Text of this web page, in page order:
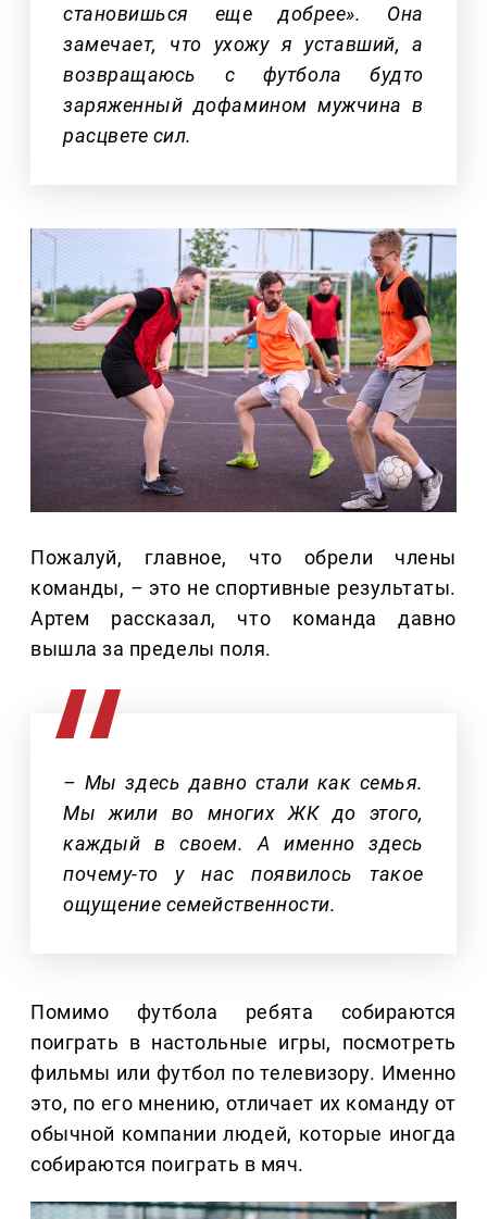
становишься еще добрее». Она
замечает, что ухожу я уставший, а
возвращаюсь с футбола будто
заряженный дофамином мужчина в
расцвете сил.
Пожалуй, главное, что обрели члены
команды, – это не спортивные результаты.
Артем рассказал, что команда давно
вышла за пределы поля.
– Мы здесь давно стали как семья.
Мы жили во многих ЖК до этого,
каждый в своем. А именно здесь
почему-то у нас появилось такое
ощущение семейственности.
Помимо футбола ребята собираются
поиграть в настольные игры, посмотреть
фильмы или футбол по телевизору. Именно
это, по его мнению, отличает их команду от
обычной компании людей, которые иногда
собираются поиграть в мяч.